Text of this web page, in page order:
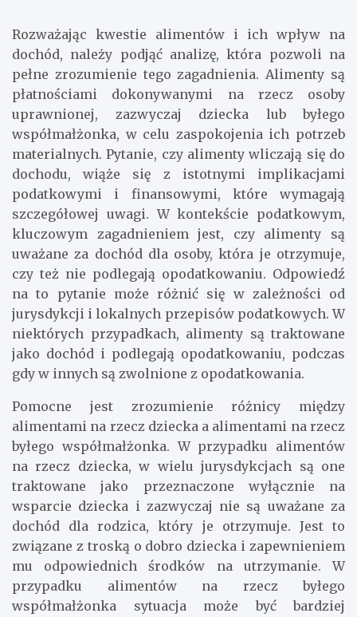
Rozważając kwestie alimentów i ich wpływ na
dochód, należy podjąć analizę, która pozwoli na
pełne zrozumienie tego zagadnienia. Alimenty są
płatnościami dokonywanymi na rzecz osoby
uprawnionej, zazwyczaj dziecka lub byłego
współmałżonka, w celu zaspokojenia ich potrzeb
materialnych. Pytanie, czy alimenty wliczają się do
dochodu, wiąże się z istotnymi implikacjami
podatkowymi i finansowymi, które wymagają
szczegółowej uwagi. W kontekście podatkowym,
kluczowym zagadnieniem jest, czy alimenty są
uważane za dochód dla osoby, która je otrzymuje,
czy też nie podlegają opodatkowaniu. Odpowiedź
na to pytanie może różnić się w zależności od
jurysdykcji i lokalnych przepisów podatkowych. W
niektórych przypadkach, alimenty są traktowane
jako dochód i podlegają opodatkowaniu, podczas
gdy w innych są zwolnione z opodatkowania.
Pomocne jest zrozumienie różnicy między
alimentami na rzecz dziecka a alimentami na rzecz
byłego współmałżonka. W przypadku alimentów
na rzecz dziecka, w wielu jurysdykcjach są one
traktowane jako przeznaczone wyłącznie na
wsparcie dziecka i zazwyczaj nie są uważane za
dochód dla rodzica, który je otrzymuje. Jest to
związane z troską o dobro dziecka i zapewnieniem
mu odpowiednich środków na utrzymanie. W
przypadku alimentów na rzecz byłego
współmałżonka sytuacja może być bardziej